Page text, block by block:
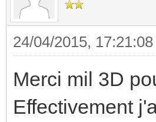
24/04/2015, 17:21:08
Merci mil 3D
Effectivement